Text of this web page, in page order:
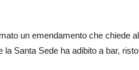
un emendamento che chiede
Santa Sede ha adibito a bar,